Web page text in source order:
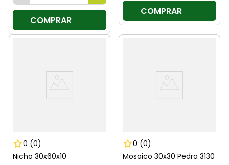
COMPRAR
COMPRAR
0 (0)
Nicho 30x60x10
0 (0)
Mosaico 30x30 Pedra 3130